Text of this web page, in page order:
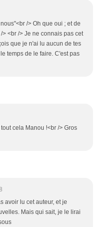
/> Oh que oui ; et de
<br /> Je ne connais pas cet
que je n'ai lu aucun de tes
temps de le faire. C'est pas
cela Manou !<br /> Gros
avoir lu cet auteur, et je
Mais qui sait, je le lirai